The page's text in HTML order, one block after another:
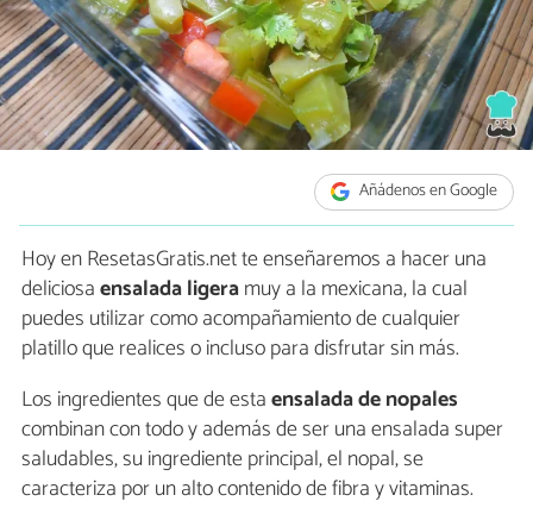
Añádenos en Google
Hoy en ResetasGratis.net te enseñaremos a hacer una
deliciosaensalada ligeramuy a la mexicana, la cual
puedes utilizar como acompañamiento de cualquier
platillo que realices o incluso para disfrutar sin más.
Los ingredientes que de estaensalada de nopales
combinan con todo y además de ser una ensalada super
saludables, su ingrediente principal, el nopal, se
caracteriza por un alto contenido de fibra y vitaminas.